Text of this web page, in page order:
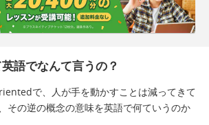
語でなんて言うの？
で、人が手を動かすことは減ってきて
その逆の概念の意味を英語で何ていうのか